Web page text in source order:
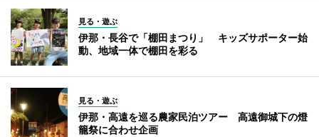
見る・遊ぶ
伊那・長谷で「棚田まつり」 キッズサポーター始
動、地域一体で棚田を彩る
見る・遊ぶ
伊那・高遠を巡る農家民泊ツアー 高遠御城下の燈
籠祭に合わせ企画